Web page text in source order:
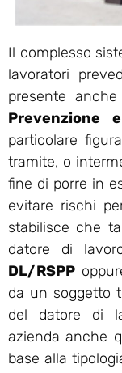
Il complesso
lavoratori
presente
Prevenzione
particolare
tramite, o
fine di porre in
evitare rischi
stabilisce che
datore di
DL/RSPP
da un soggetto
del datore di
azienda anche
base alla